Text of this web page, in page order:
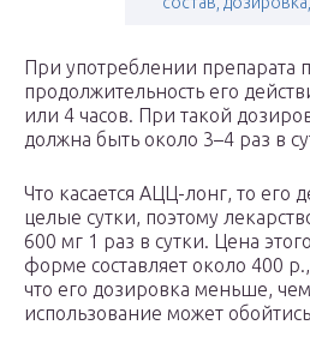
При употреблении препарата
продолжительность его
или 4 часов. При такой
должна быть около 3–4 раз в
Что касается АЦЦ-лонг, то его
целые сутки, поэтому
600 мг 1 раз в сутки. Цена
форме составляет около 400
что его дозировка меньше,
использование может